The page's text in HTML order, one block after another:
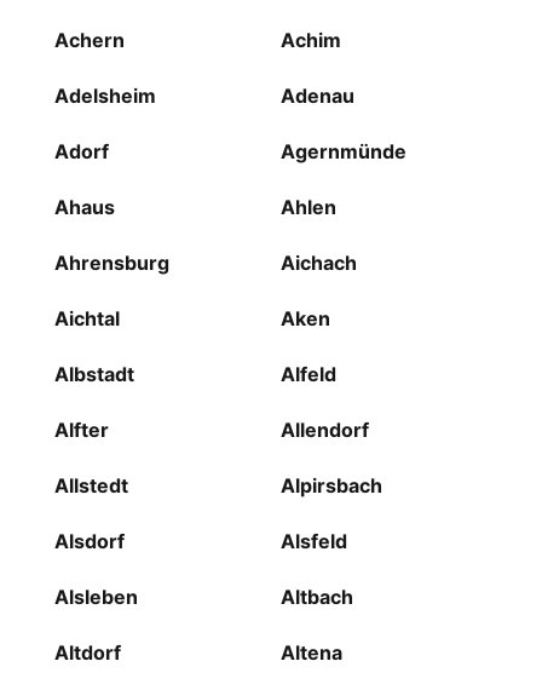
Achern Achim
Adelsheim Adenau
Adorf Agernmünde
Ahaus Ahlen
Ahrensburg Aichach
Aichtal Aken
Albstadt Alfeld
Alfter Allendorf
Allstedt Alpirsbach
Alsdorf Alsfeld
Alsleben Altbach
Altdorf Altena